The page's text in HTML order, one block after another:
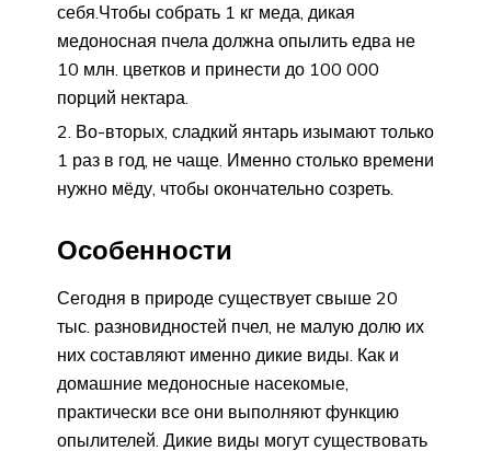
себя.Чтобы собрать 1 кг меда, дикая
медоносная пчела должна опылить едва не
10 млн. цветков и принести до 100 000
порций нектара.
Во-вторых, сладкий янтарь изымают только
1 раз в год, не чаще. Именно столько времени
нужно мёду, чтобы окончательно созреть.
Особенности
Сегодня в природе существует свыше 20
тыс. разновидностей пчел, не малую долю их
них составляют именно дикие виды. Как и
домашние медоносные насекомые,
практически все они выполняют функцию
опылителей. Дикие виды могут существовать